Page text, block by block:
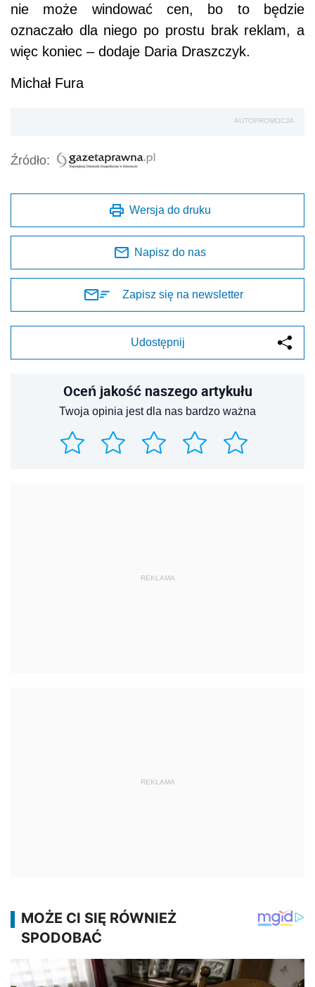
nie może windować cen, bo to będzie
oznaczało dla niego po prostu brak reklam, a
więc koniec – dodaje Daria Draszczyk.
Michał Fura
AUTOPROMOCJA
Źródło:
Wersja do druku
Napisz do nas
Zapisz się na newsletter
Udostępnij
Oceń jakość naszego artykułu
Twoja opinia jest dla nas bardzo ważna
REKLAMA
REKLAMA